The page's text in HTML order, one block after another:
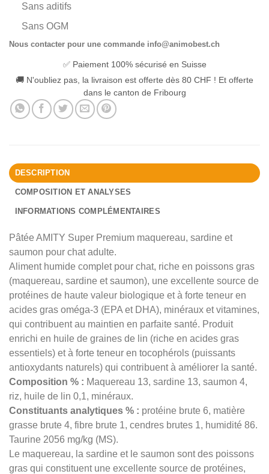
Sans aditifs
Sans OGM
Nous contacter pour une commande info@animobest.ch
✅ Paiement 100% sécurisé en Suisse
🚚 N'oubliez pas, la livraison est offerte dès 80 CHF ! Et offerte
dans le canton de Fribourg
DESCRIPTION
COMPOSITION ET ANALYSES
INFORMATIONS COMPLÉMENTAIRES
Pâtée AMITY Super Premium maquereau, sardine et
saumon pour chat adulte.
Aliment humide complet pour chat, riche en poissons gras
(maquereau, sardine et saumon), une excellente source de
protéines de haute valeur biologique et à forte teneur en
acides gras oméga-3 (EPA et DHA), minéraux et vitamines,
qui contribuent au maintien en parfaite santé. Produit
enrichi en huile de graines de lin (riche en acides gras
essentiels) et à forte teneur en tocophérols (puissants
antioxydants naturels) qui contribuent à améliorer la santé.
Composition % : Maquereau 13, sardine 13, saumon 4,
riz, huile de lin 0,1, minéraux.
Constituants analytiques % : protéine brute 6, matière
grasse brute 4, fibre brute 1, cendres brutes 1, humidité 86.
Taurine 2056 mg/kg (MS).
Le maquereau, la sardine et le saumon sont des poissons
gras qui constituent une excellente source de protéines,